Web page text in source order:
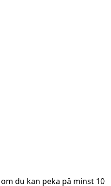
du kan peka på minst 10